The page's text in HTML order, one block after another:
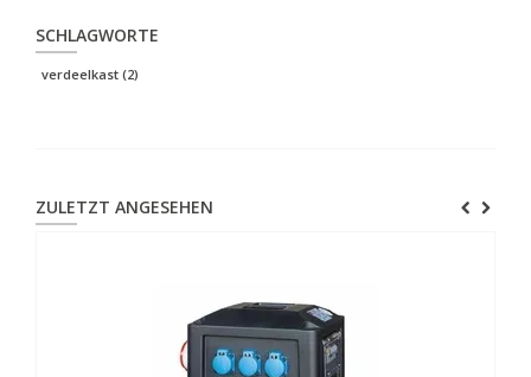
SCHLAGWORTE
verdeelkast (2)
ZULETZT ANGESEHEN